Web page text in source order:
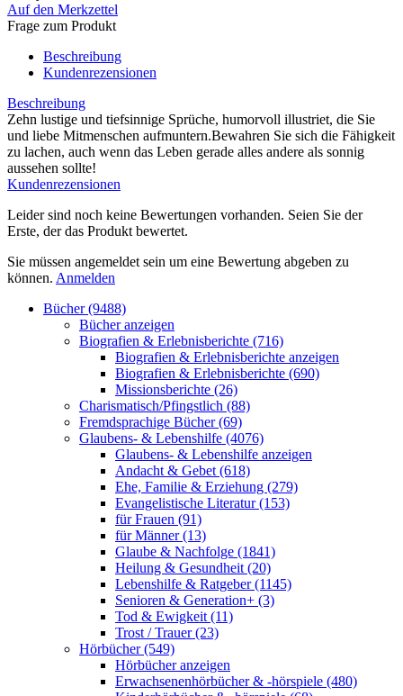
Auf den Merkzettel
Frage zum Produkt
Beschreibung
Kundenrezensionen
Beschreibung
Zehn lustige und tiefsinnige Sprüche, humorvoll illustriet, die Sie
und liebe Mitmenschen aufmuntern.Bewahren Sie sich die Fähigkeit
zu lachen, auch wenn das Leben gerade alles andere als sonnig
aussehen sollte!
Kundenrezensionen
Leider sind noch keine Bewertungen vorhanden. Seien Sie der
Erste, der das Produkt bewertet.
Sie müssen angemeldet sein um eine Bewertung abgeben zu
können. Anmelden
Bücher (9488)
Bücher anzeigen
Biografien & Erlebnisberichte (716)
Biografien & Erlebnisberichte anzeigen
Biografien & Erlebnisberichte (690)
Missionsberichte (26)
Charismatisch/Pfingstlich (88)
Fremdsprachige Bücher (69)
Glaubens- & Lebenshilfe (4076)
Glaubens- & Lebenshilfe anzeigen
Andacht & Gebet (618)
Ehe, Familie & Erziehung (279)
Evangelistische Literatur (153)
für Frauen (91)
für Männer (13)
Glaube & Nachfolge (1841)
Heilung & Gesundheit (20)
Lebenshilfe & Ratgeber (1145)
Senioren & Generation+ (3)
Tod & Ewigkeit (11)
Trost / Trauer (23)
Hörbücher (549)
Hörbücher anzeigen
Erwachsenenhörbücher & -hörspiele (480)